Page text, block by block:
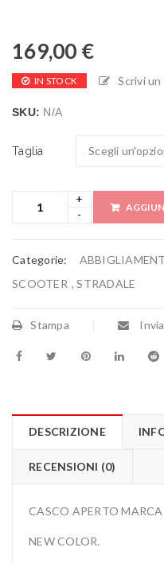
169,00 €
IN STOCK Scrivi
SKU: N/A
Taglia
Categorie:
SCOOTER ,STRADALE
Stampa
DESCRIZIONE
RECENSIONI (0)
CASCO APERTO
NEW COLOR.